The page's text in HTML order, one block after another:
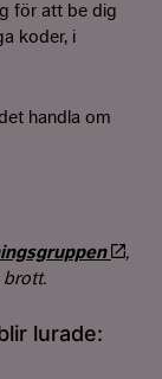
för att be dig
koder, i
handla om
,
brott.
lurade: